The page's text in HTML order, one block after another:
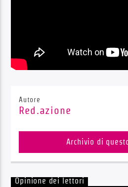
Autore
Red.azione
Archivio di
Opinione dei lettori